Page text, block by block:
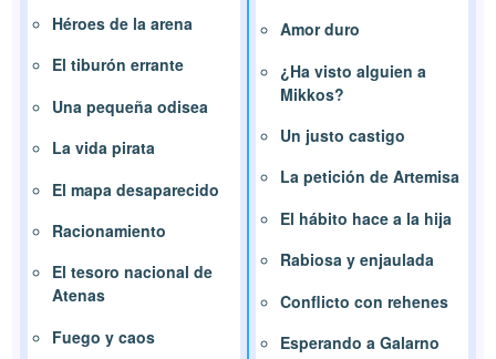
Héroes de la arena
El tiburón errante
Una pequeña odisea
La vida pirata
El mapa desaparecido
Racionamiento
El tesoro nacional de
Atenas
Fuego y caos
Amor duro
¿Ha visto alguien a
Mikkos?
Un justo castigo
La petición de Artemisa
El hábito hace a la hija
Rabiosa y enjaulada
Conflicto con rehenes
Esperando a Galarno